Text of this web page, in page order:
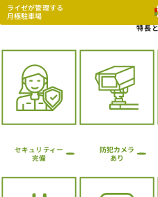
ライゼが管理する
月極駐車場
特長
セキュリティー
完備
防犯カメラ
あり